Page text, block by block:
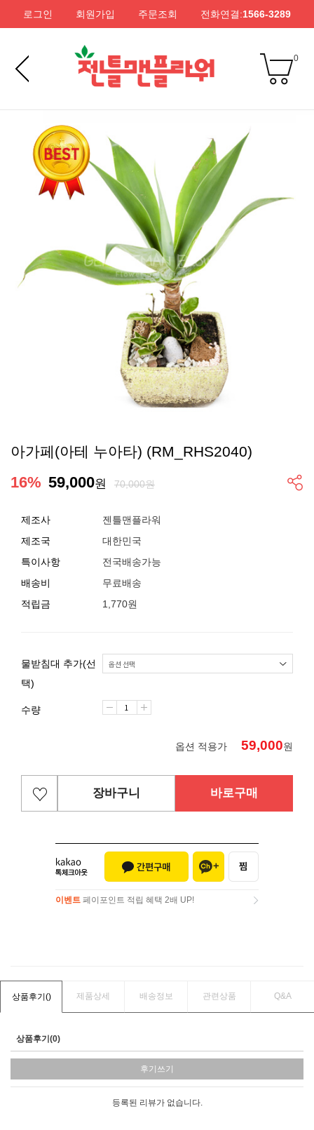
로그인 회원가입 주문조회 전화연결:1566-3289
0
아가페(아테 누아타) (RM_RHS2040)
16% 59,000원 70,000원
제조사
젠틀맨플라워
제조국
대한민국
특이사항
전국배송가능
배송비
무료배송
적립금
1,770원
물받침대 추가(선
택)
수량
옵션 적용가 59,000원
장바구니 바로구매
이벤트 페이포인트 적립 혜택 2배 UP!
상품후기() 제품상세 배송정보 관련상품 Q&A
상품후기(0)
후기쓰기
등록된 리뷰가 없습니다.